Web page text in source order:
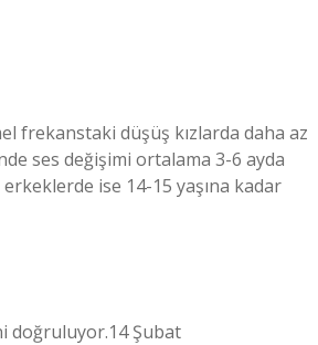
frekanstaki düşüş kızlarda daha az
ses değişimi ortalama 3-6 ayda
ise 14-15 yaşına kadar
doğruluyor.14 Şubat